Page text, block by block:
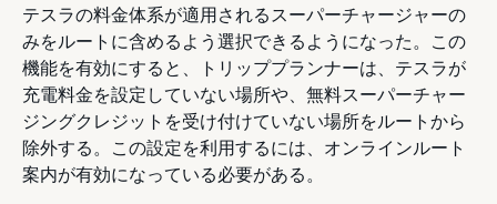
テスラの料金体系が適用されるスーパーチャージャーの
みをルートに含めるよう選択できるようになった。この
機能を有効にすると、トリッププランナーは、テスラが
充電料金を設定していない場所や、無料スーパーチャー
ジングクレジットを受け付けていない場所をルートから
除外する。この設定を利用するには、オンラインルート
案内が有効になっている必要がある。